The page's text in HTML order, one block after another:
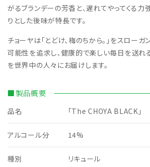
がるブランデーの芳香と、遅れてやってくる力
りとした後味が特長です。
チョーヤは「とどけ、梅のちから。」をスローガ
可能性を追求し、健康的で楽しい毎日を送れ
を世界中の人々にお届けします。
■製品概要
品名 「The CHOYA BLACK」
アルコール分 14%
種別 リキュール